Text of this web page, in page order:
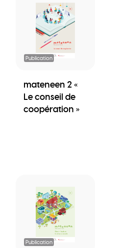
Publication
mateneen 2 «
Le conseil de
coopération »
Publication